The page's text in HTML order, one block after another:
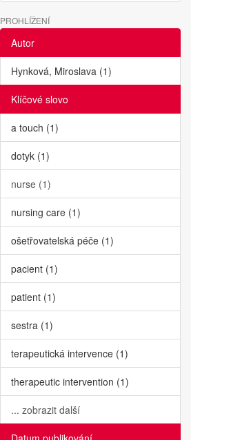
PROHLÍŽENÍ
Autor
Hynková, Miroslava (1)
Klíčové slovo
a touch (1)
dotyk (1)
nurse (1)
nursing care (1)
ošetřovatelská péče (1)
pacient (1)
patient (1)
sestra (1)
terapeutická intervence (1)
therapeutic intervention (1)
... zobrazit další